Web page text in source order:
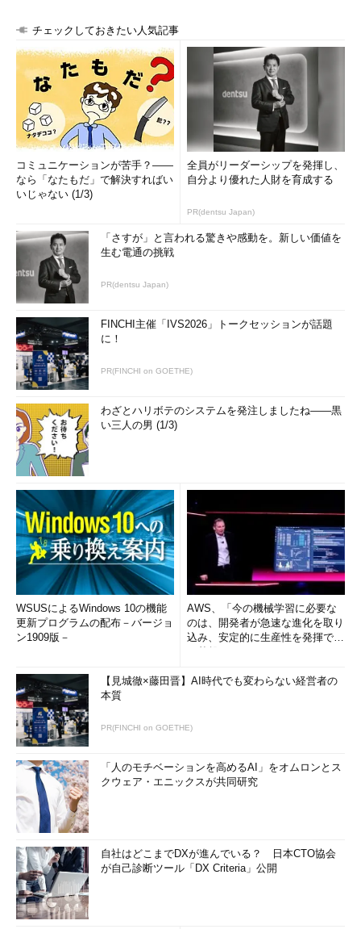
チェックしておきたい人気記事
コミュニケーションが苦手？――
なら「なたもだ」で解決すればい
いじゃない (1/3)
全員がリーダーシップを発揮し、
自分より優れた人財を育成する
PR(dentsu Japan)
「さすが」と言われる驚きや感動を。新しい価値を
生む電通の挑戦
PR(dentsu Japan)
FINCHI主催「IVS2026」トークセッションが話題
に！
PR(FINCHI on GOETHE)
わざとハリボテのシステムを発注しましたね――黒
い三人の男 (1/3)
WSUSによるWindows 10の機能
更新プログラムの配布－バージョ
ン1909版－
AWS、「今の機械学習に必要な
のは、開発者が急速な進化を取り
込み、安定的に生産性を発揮でき
【見城徹×藤田晋】AI時代でも変わらない経営者の
本質
PR(FINCHI on GOETHE)
「人のモチベーションを高めるAI」をオムロンとス
クウェア・エニックスが共同研究
自社はどこまでDXが進んでいる？ 日本CTO協会
が自己診断ツール「DX Criteria」公開